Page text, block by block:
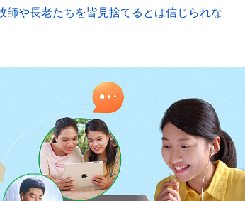
や長老たちを皆見捨てるとは信じられな